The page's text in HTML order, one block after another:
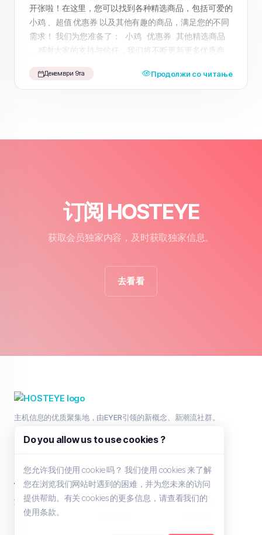
开张啦！在这里，您可以找到各种精选商品，包括可爱的
小鸡 、超值 优惠券 以及其他有趣的商品，满足您的不同
需求！ 我们为您准备了： 小鸡 优惠券 其他精选商品
... 感谢大家的支持与信任，我们将不断更新更多优质商
HosteyeShop ，享受一站式购物乐趣吧！
Декември 9та Продолжи со читање
订阅 HOSTEYE
获取会员独家内容，及时获取独家信息。
去看看
主机信息的优质聚集地，由EYER引领的新概念、新潮流社群。
主页
浏览全部
服务
工单支持
其他
HOSTEYE
Do you allow us to use cookies ?
您允许我们使用 cookie 吗？ 我们使用 cookies 来了解
您在浏览我们网站时遇到的困难，并为您未来的访问
提供帮助。有关 cookies 的更多信息，请查看我们的
使用条款。